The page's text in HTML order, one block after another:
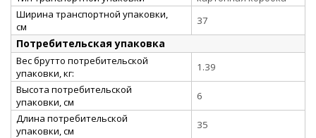
Ширина транспортной упаковки,
см
37
Потребительская упаковка
Вес брутто потребительской
упаковки, кг:
1.39
Высота потребительской
упаковки, см
6
Длина потребительской
упаковки, см
35